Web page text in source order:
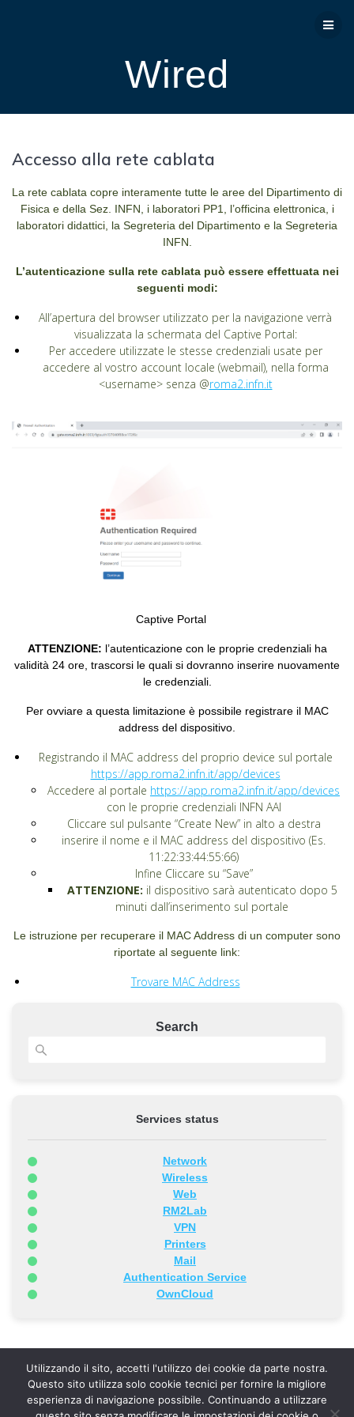
Wired
Search
Services status
Network
Wireless
Web
RM2Lab
VPN
Printers
Mail
Authentication Service
OwnCloud
Accesso alla rete cablata
La rete cablata copre interamente tutte le aree del Dipartimento di
Fisica e della Sez. INFN, i laboratori PP1, l’officina elettronica, i
laboratori didattici, la Segreteria del Dipartimento e la Segreteria
INFN.
L’autenticazione sulla rete cablata può essere effettuata nei
seguenti modi:
All’apertura del browser utilizzato per la navigazione verrà
visualizzata la schermata del Captive Portal:
Per accedere utilizzate le stesse credenziali usate per
accedere al vostro account locale (webmail), nella forma
<username> senza @roma2.infn.it
Captive Portal
ATTENZIONE: l’autenticazione con le proprie credenziali ha
validità 24 ore, trascorsi le quali si dovranno inserire nuovamente
le credenziali.
Per ovviare a questa limitazione è possibile registrare il MAC
address del dispositivo.
Registrando il MAC address del proprio device sul portale
https://app.roma2.infn.it/app/devices
Accedere al portale https://app.roma2.infn.it/app/devices
con le proprie credenziali INFN AAI
Cliccare sul pulsante “Create New” in alto a destra
inserire il nome e il MAC address del dispositivo (Es.
11:22:33:44:55:66)
Infine Cliccare su “Save”
ATTENZIONE: il dispositivo sarà autenticato dopo 5
minuti dall’inserimento sul portale
Le istruzione per recuperare il MAC Address di un computer sono
riportate al seguente link:
Trovare MAC Address
INFN Sezione di Roma Tor Vergata - Via della Ricerca Scientifica
Utilizzando il sito, accetti l'utilizzo dei cookie da parte nostra.
Questo sito utilizza solo cookie tecnici per fornire la migliore
esperienza di navigazione possibile. Continuando a utilizzare